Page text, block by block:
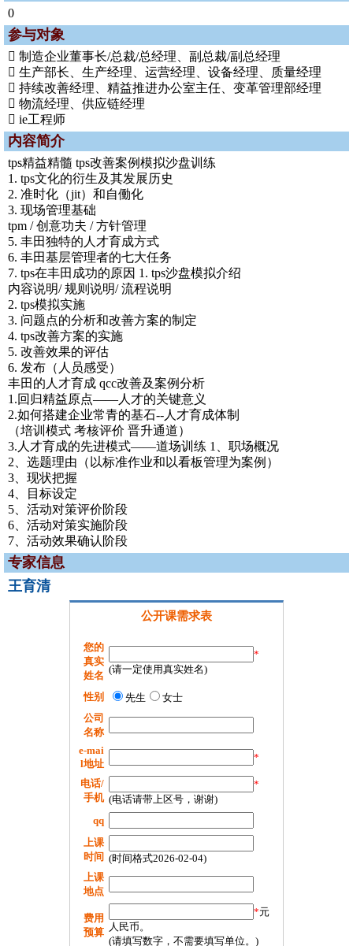
0
参与对象
 制造企业董事长/总裁/总经理、副总裁/副总经理
 生产部长、生产经理、运营经理、设备经理、质量经理
 持续改善经理、精益推进办公室主任、变革管理部经理
 物流经理、供应链经理
 ie工程师
内容简介
tps精益精髓 tps改善案例模拟沙盘训练
1. tps文化的衍生及其发展历史
2. 准时化（jit）和自働化
3. 现场管理基础
tpm / 创意功夫 / 方针管理
5. 丰田独特的人才育成方式
6. 丰田基层管理者的七大任务
7. tps在丰田成功的原因 1. tps沙盘模拟介绍
内容说明/ 规则说明/ 流程说明
2. tps模拟实施
3. 问题点的分析和改善方案的制定
4. tps改善方案的实施
5. 改善效果的评估
6. 发布（人员感受）
丰田的人才育成 qcc改善及案例分析
1.回归精益原点——人才的关键意义
2.如何搭建企业常青的基石--人才育成体制
（培训模式 考核评价 晋升通道）
3.人才育成的先进模式——道场训练 1、职场概况
2、选题理由（以标准作业和以看板管理为案例）
3、现状把握
4、目标设定
5、活动对策评价阶段
6、活动对策实施阶段
7、活动效果确认阶段
专家信息
王育清
公开课需求表
您的
真实
姓名
*
(请一定使用真实姓名)
性别 先生
女士
公司
名称
e-mai
l地址
*
电话/
手机
*
(电话请带上区号，谢谢)
qq
上课
时间 (时间格式2026-02-04)
上课
地点
费用
预算
*元
人民币。
(请填写数字，不需要填写单位。)